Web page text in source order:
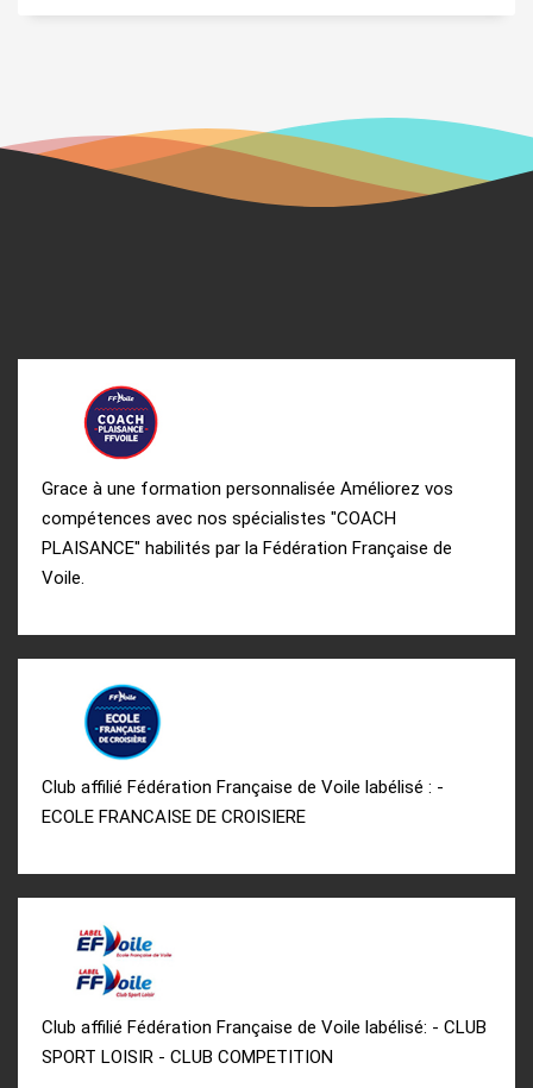
Grace à une formation personnalisée Améliorez vos
compétences avec nos spécialistes "COACH
PLAISANCE" habilités par la Fédération Française de
Voile.
Club affilié Fédération Française de Voile labélisé : -
ECOLE FRANCAISE DE CROISIERE
Club affilié Fédération Française de Voile labélisé: - CLUB
SPORT LOISIR - CLUB COMPETITION